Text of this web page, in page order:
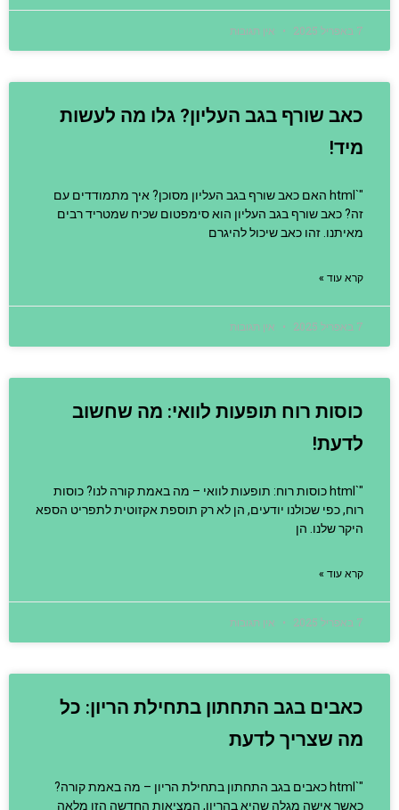
7 באפריל 2025 אין תגובות
כאב שורף בגב העליון? גלו מה לעשות
מיד!
"`html האם כאב שורף בגב העליון מסוכן? איך מתמודדים עם
זה? כאב שורף בגב העליון הוא סימפטום שכיח שמטריד רבים
מאיתנו. זהו כאב שיכול להיגרם
קרא עוד »
7 באפריל 2025 אין תגובות
כוסות רוח תופעות לוואי: מה שחשוב
לדעת!
"`html כוסות רוח: תופעות לוואי – מה באמת קורה לנו? כוסות
רוח, כפי שכולנו יודעים, הן לא רק תוספת אקזוטית לתפריט הספא
היקר שלנו. הן
קרא עוד »
7 באפריל 2025 אין תגובות
כאבים בגב התחתון בתחילת הריון: כל
מה שצריך לדעת
"`html כאבים בגב התחתון בתחילת הריון – מה באמת קורה?
כאשר אישה מגלה שהיא בהריון, המציאות החדשה הזו מלאה